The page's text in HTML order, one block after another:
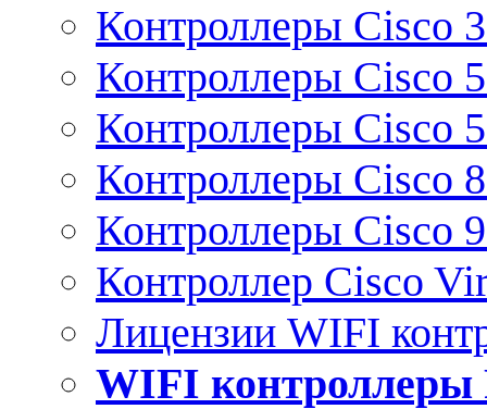
Контроллеры Cisco
Контроллеры Cisco
Контроллеры Cisco
Контроллеры Cisco
Контроллеры Cisco
Контроллер Cisco
Лицензии WIFI
WIFI контроллеры